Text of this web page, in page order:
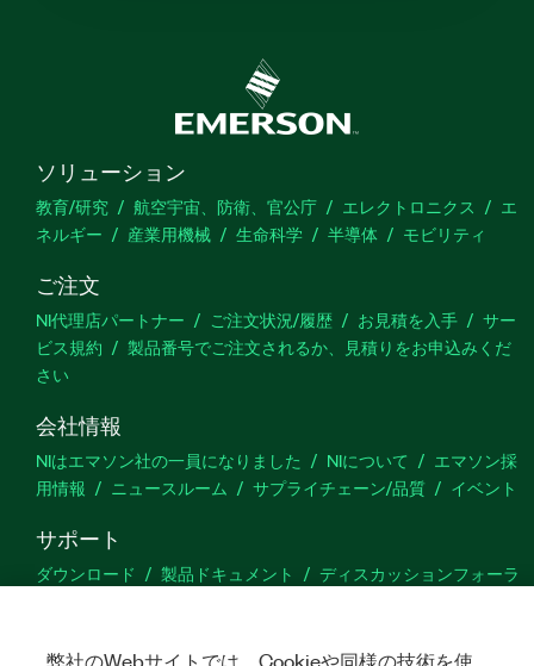
ソリューション
教育/研究 航空宇宙、防衛、官公庁 エレクトロニクス
エ
ネルギー
産業用機械 生命科学 半導体 モビリティ
ご注文
NI代理店パートナー ご注文状況/履歴 お見積を入手
サー
ビス規約
製品番号でご注文されるか、見積りをお申込みくだ
さい
会社情報
NIはエマソン社の一員になりました NIについて
エマソン採
用情報
ニュースルーム サプライチェーン/品質 イベント
サポート
ダウンロード 製品ドキュメント
ディスカッションフォーラ
弊社のWebサイトでは、Cookieや同様の技術を使